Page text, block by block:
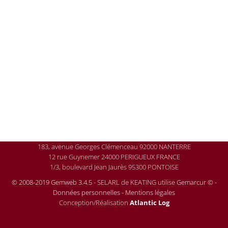
183, avenue Georges Clémenceau 92000 NANTERRE
12 rue Guynemer 24000 PERIGUEUX FRANCE
1/3, boulevard Jean Jaurès 95300 PONTOISE
© 2008-2019 Gemweb 3.4.5- SELARL de KEATING utiliseGemarcur ©-
Données personnelles- Mentions légales
Conception/Réalisation Atlantic Log